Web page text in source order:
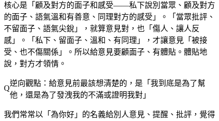
核心是「顧及對方的面子和感受——私下說別當眾、顧及對方
的面子、語氣溫和有善意、同理對方的感受」。「當眾批評、
不留面子、語氣尖銳」，就算意見對，也「傷人、讓人反
感」。「私下、留面子、溫和、有同理」，才讓意見「被接
受、也不傷關係」。所以給意見要顧面子、有體貼。體貼地
說，對方才領情。
逆向觀點：給意見前最該想清楚的，是「我到底是為了幫
他，還是為了發洩我的不滿或證明我對」
我們常常以「為你好」的名義給別人意見、提醒、批評，覺得